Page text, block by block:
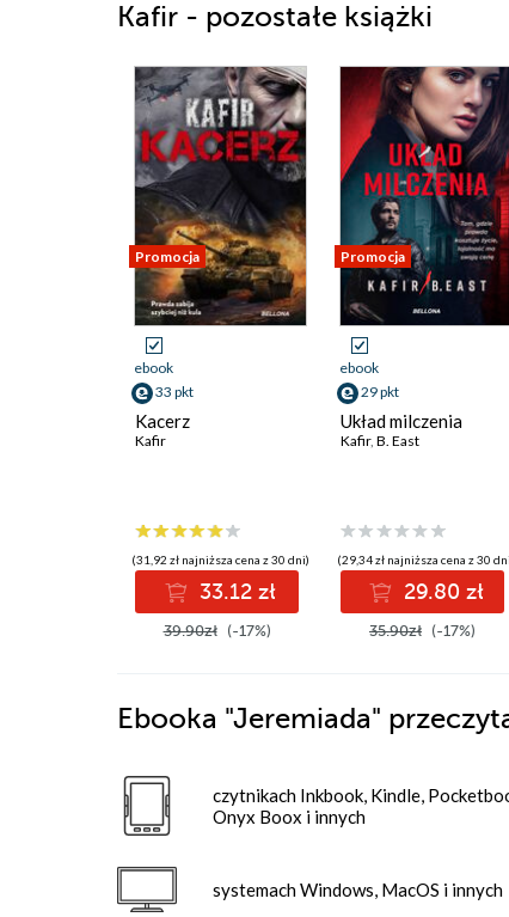
Kafir - pozostałe książki
Promocja
ebook
33 pkt
Kacerz
Kafir
(31,92 zł najniższa cena z 30 dni)
33.12 zł
39.90zł (-17%)
Promocja
ebook
29 pkt
Układ milczenia
Kafir, B. East
(29,34 zł najniższa cena z 30
29.80 zł
35.90zł (-17%)
Ebooka "Jeremiada"
czytnikach Inkbook, Kindle,
Onyx Boox i innych
systemach Windows, MacOS i innych